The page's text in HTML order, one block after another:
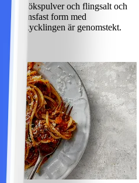
vitlökspulver och flingsalt och
en ugnsfast form med
tills kycklingen är genomstekt.